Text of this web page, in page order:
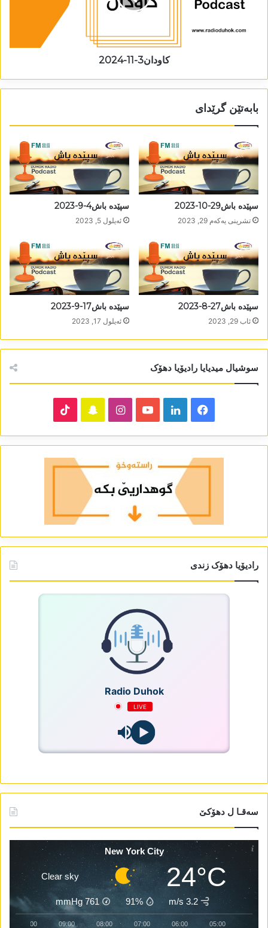
کاودان3-11-2024
بابەتێن گرێدای
سپێدە باش29-10-2023
تشرینی یه‌كه‌م 29, 2023
سپێدە باش4-9-2023
ئه‌یلول 5, 2023
سپێدە باش27-8-2023
ئاب 29, 2023
سپێدە باش17-9-2023
ئه‌یلول 17, 2023
سوشیال میدیایا رادیۆیا دھۆک
Facebook
LinkedIn
YouTube
Instagram
Snapchat
رادیۆیا دھۆک زندی
Radio Duhok
LIVE
سەقـا ل دھۆکێ
New York City
24°C
Clear sky
3.2 m/s
91%
761
mmHg
05:00
06:00
07:00
08:00
09:00
10:00